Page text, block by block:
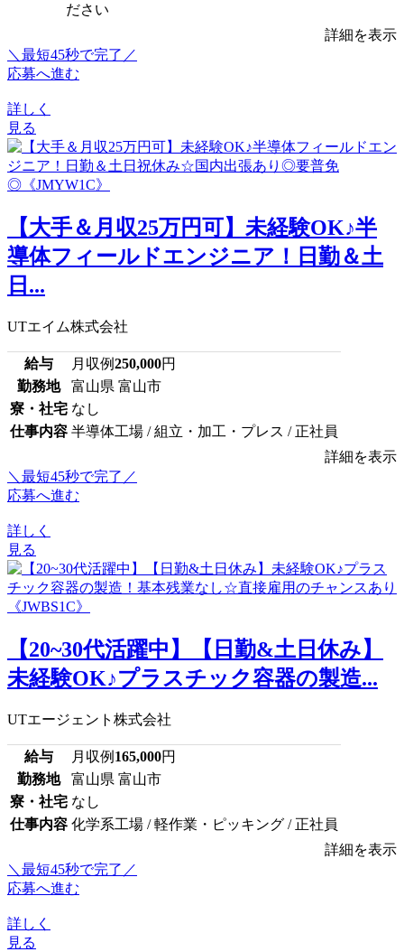
ださい
詳細を表示
＼最短45秒で完了／
応募へ進む
詳しく
見る
【大手＆月収25万円可】未経験OK♪半
導体フィールドエンジニア！日勤＆土
日...
UTエイム株式会社
給与 月収例250,000円
勤務地
富山県 富山市
寮・社宅 なし
仕事内容 半導体工場 / 組立・加工・プレス / 正社員
詳細を表示
＼最短45秒で完了／
応募へ進む
詳しく
見る
【20~30代活躍中】【日勤&土日休み】
未経験OK♪プラスチック容器の製造...
UTエージェント株式会社
給与 月収例 165,000円
勤務地
富山県 富山市
寮・社宅 なし
仕事内容 化学系工場 / 軽作業・ピッキング / 正社員
詳細を表示
＼最短45秒で完了／
応募へ進む
詳しく
見る